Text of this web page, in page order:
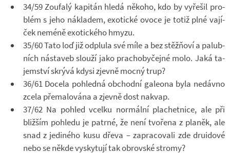
34/59 Zou­falý ka­pi­tán hledá ně­koho, kdo by vy­ře­šil pro­
blém s jeho ná­kla­dem, exo­tické ovoce je totiž plné va­jí­
ček neméně exo­tic­kého hmyzu.
35/60 Tato loď již od­plula své míle a bez stěž­ňoví a pa­lub­
ních ná­sta­veb slouží jako pra­choby­čejné molo. Jaká ta­
jem­ství skrývá kdysi zjevně mocný trup?
36/61 Do­cela po­hledná ob­chodní ga­le­ona byla ne­dávno
zcela pře­ma­lo­vána a zjevně dost nakvap.
37/62 Na po­hled vcelku nor­mální pla­chet­nice, ale při
bliž­ším po­hledu je pa­trné, že není tvo­řena z pla­něk, ale
snad z je­di­ného kusu dřeva – za­pra­co­vali zde dru­i­dové
nebo se někde vy­sky­tují tak ob­rov­ské stromy?